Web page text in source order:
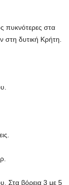
πυκνότερες στα
στη δυτική Κρήτη.
Στα βόρεια 3 με 5